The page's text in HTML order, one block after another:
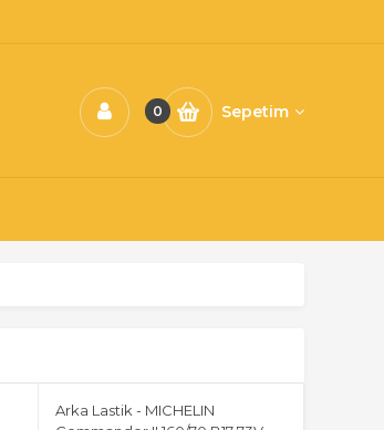
0 Sepetim
Arka Lastik - MICHELIN